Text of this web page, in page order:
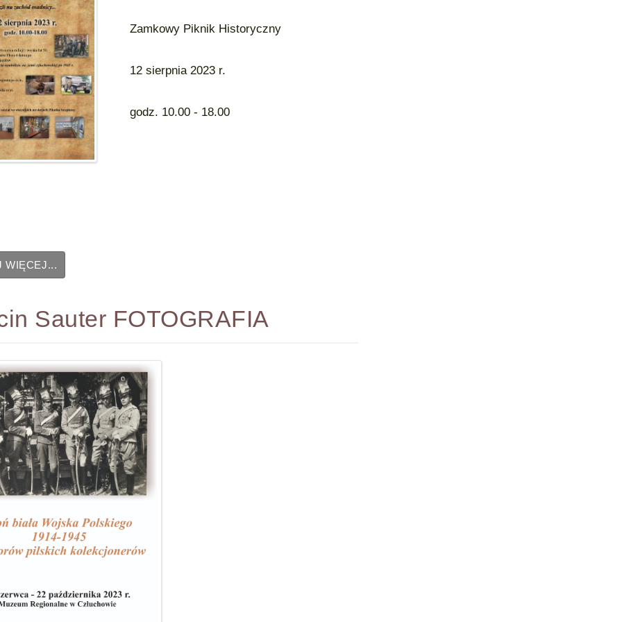
Zamkowy Piknik Historyczny
12 sierpnia 2023 r.
godz. 10.00 - 18.00
WIĘCEJ...
Sauter FOTOGRAFIA